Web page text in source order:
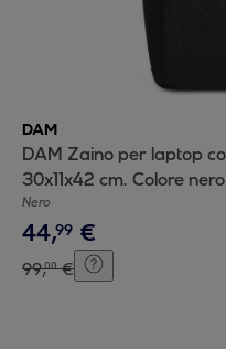
DAM
DAM Zaino per laptop con interfaccia di ricarica USB.
30x11x42 cm. Colore nero
Nero
44,99 €
99,00 €